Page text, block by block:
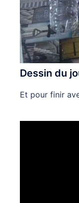
Dessin du
Et pour finir